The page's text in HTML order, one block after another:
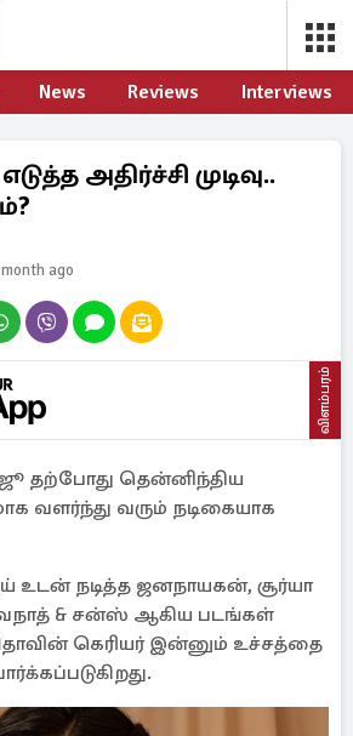
News Reviews Interviews
அதிர்ச்சி முடிவு..
ago
விளம்பரம்
தற்போது தென்னிந்திய
வளர்ந்து வரும் நடிகையாக
உடன் நடித்த ஜனநாயகன், சூர்யா
& சன்ஸ் ஆகிய படங்கள்
கெரியர் இன்னும் உச்சத்தை